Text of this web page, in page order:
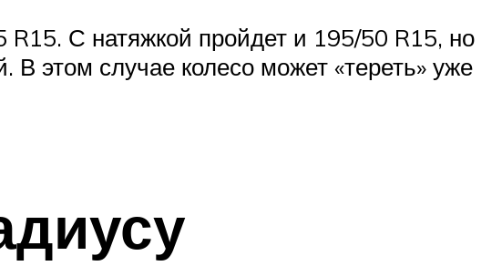
R15. С натяжкой пройдет и 195/50 R15, но
этом случае колесо может «тереть» уже